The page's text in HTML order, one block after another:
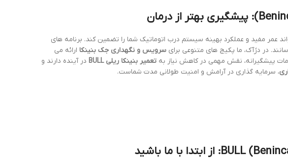
عمر مفید و عملکرد بهینه سیستم درب اتوماتیک شما را تضمین کند. برنامه های
در دژآک، ما پکیج های متنوعی برای سرویس و نگهداری جک بنینکا ارائه می
پیشگیرانه، نقش مهمی در کاهش نیاز به تعمیر بنینکا ریلی BULL
در آینده دارند و
، سرمایه گذاری در آرامش و امنیت طولانی مدت شماست.